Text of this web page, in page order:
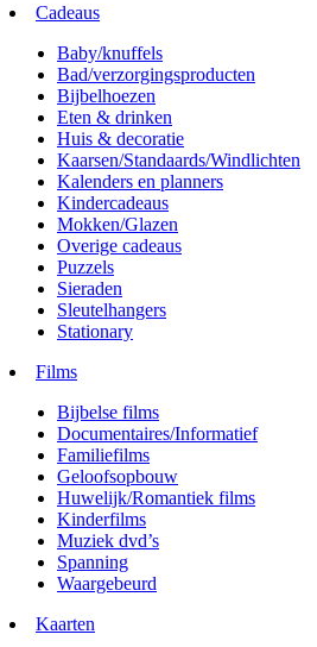
Cadeaus
Baby/knuffels
Bad/verzorgingsproducten
Bijbelhoezen
Eten & drinken
Huis & decoratie
Kaarsen/Standaards/Windlichten
Kalenders en planners
Kindercadeaus
Mokken/Glazen
Overige cadeaus
Puzzels
Sieraden
Sleutelhangers
Stationary
Films
Bijbelse films
Documentaires/Informatief
Familiefilms
Geloofsopbouw
Huwelijk/Romantiek films
Kinderfilms
Muziek dvd’s
Spanning
Waargebeurd
Kaarten